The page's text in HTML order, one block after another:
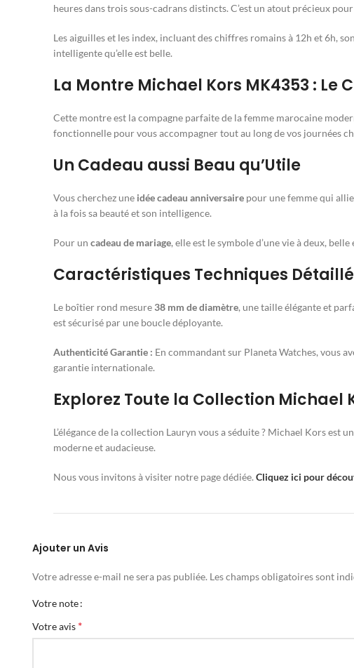
heures dans trois sous-cadrans distincts. C’est un atout précieux
Les aiguilles et les index, incluant des chiffres romains à 12h et 6h,
intelligente qu’elle est belle.
La Montre Michael Kors MK4353 : Le
Cette montre est la compagne parfaite de la femme marocaine
fonctionnelle pour vous accompagner tout au long de vos journées
Un Cadeau aussi Beau qu’Utile
Vous cherchez une idée cadeau anniversaire pour une femme qui
à la fois sa beauté et son intelligence.
Pour un cadeau de mariage, elle est le symbole d’une vie à deux,
Caractéristiques Techniques
Le boîtier rond mesure38 mm de diamètre, une taille élégante et
est sécurisé par une boucle déployante.
Authenticité Garantie : En commandant sur Planeta Watches, vous
garantie internationale.
Explorez Toute la Collection Michael
L’élégance de la collection Lauryn vous a séduite ? Michael Kors
moderne et audacieuse.
Nous vous invitons à visiter notre page dédiée.Cliquez ici pour
Ajouter un Avis
Votre adresse e-mail ne sera pas publiée. Les champs obligatoires sont
Votre note
Votre avis *